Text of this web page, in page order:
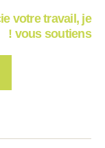
votre travail, je
vous soutiens !